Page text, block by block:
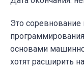
Это
основами
хотят расширить